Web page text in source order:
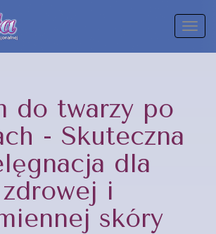
do twarzy po
- Skuteczna
dla
zdrowej i
skóry